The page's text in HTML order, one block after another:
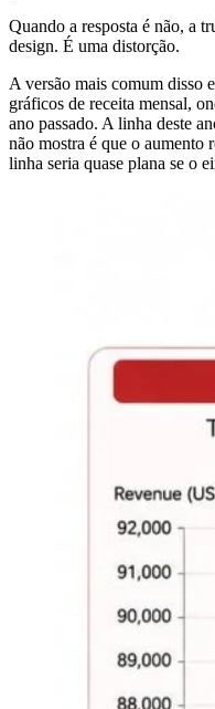
Quando a resposta é não, a
design. É uma distorção.
A versão mais comum disso
gráficos de receita mensal,
ano passado. A linha deste
não mostra é que o aumento
linha seria quase plana se o